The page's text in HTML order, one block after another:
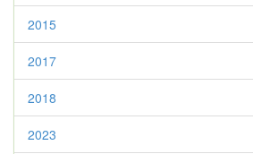
2015
2017
2018
2023